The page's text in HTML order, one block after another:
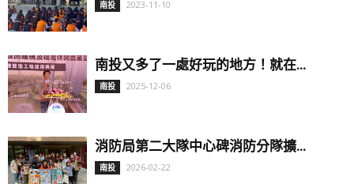
南投 2023-11-10
南投又多了一處好玩的地方！就在...
南投 2025-12-06
消防局第二大隊中心碑消防分隊擴...
南投 2026-02-22